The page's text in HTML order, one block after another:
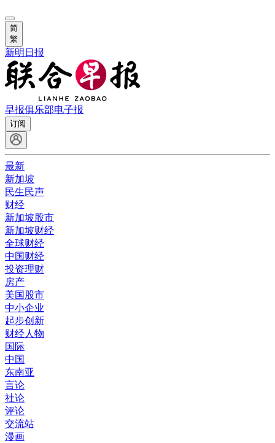
简
繁
新明日报
早报俱乐部电子报
订阅
最新
新加坡
民生民声
财经
新加坡股市
新加坡财经
全球财经
中国财经
投资理财
房产
美国股市
中小企业
起步创新
财经人物
国际
中国
东南亚
言论
社论
评论
交流站
漫画